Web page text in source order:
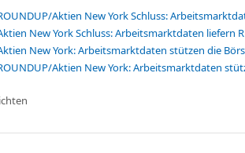
Aktien New York Schluss:
New York Schluss: Arbeitsmarktdaten liefern
New York: Arbeitsmarktdaten stützen die
Aktien New York: Arbeitsmarktdaten